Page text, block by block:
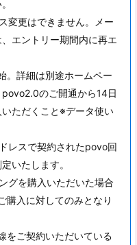
変更はできません。メー
エントリー期間内に再エ
。詳細は別途ホームペー
のご開通から14日
ただくこと※データ使い
レスで契約されたpovo回
いたします。
グを購入いただいた場合
購入に対してのみとなり
をご契約いただいている